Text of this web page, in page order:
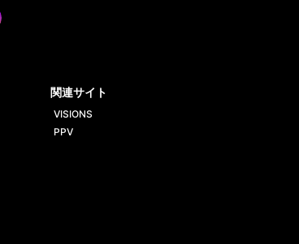
関連サイト
VISIONS
PPV